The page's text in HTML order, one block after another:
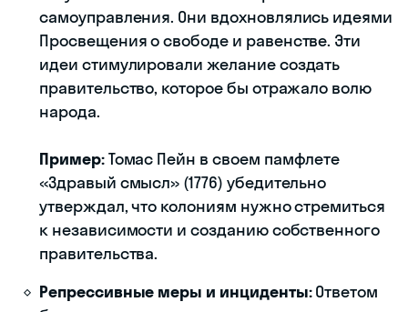
самоуправления. Они вдохновлялись идеями
Просвещения о свободе и равенстве. Эти
идеи стимулировали желание создать
правительство, которое бы отражало волю
народа.
Пример:Томас Пейн в своем памфлете
«Здравый смысл» (1776) убедительно
утверждал, что колониям нужно стремиться
к независимости и созданию собственного
правительства.
Репрессивные меры и инциденты:Ответом